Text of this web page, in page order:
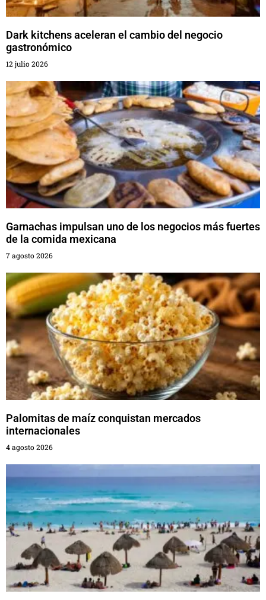
Dark kitchens aceleran el cambio del negocio
gastronómico
12 julio 2026
Garnachas impulsan uno de los negocios más fuertes
de la comida mexicana
7 agosto 2026
Palomitas de maíz conquistan mercados
internacionales
4 agosto 2026